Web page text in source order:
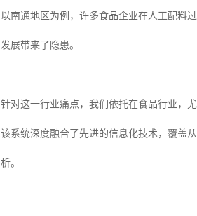
以南通地区为例，许多食品企业在人工配料
发展带来了隐患。
针对这一行业痛点，我们依托在食品行业，
该系统深度融合了先进的信息化技术，覆盖
析。